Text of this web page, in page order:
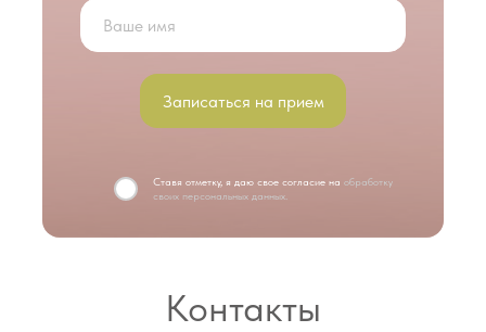
Записаться на прием
Ставя отметку, я даю свое согласие на обработку
своих персональных данных.
Контакты